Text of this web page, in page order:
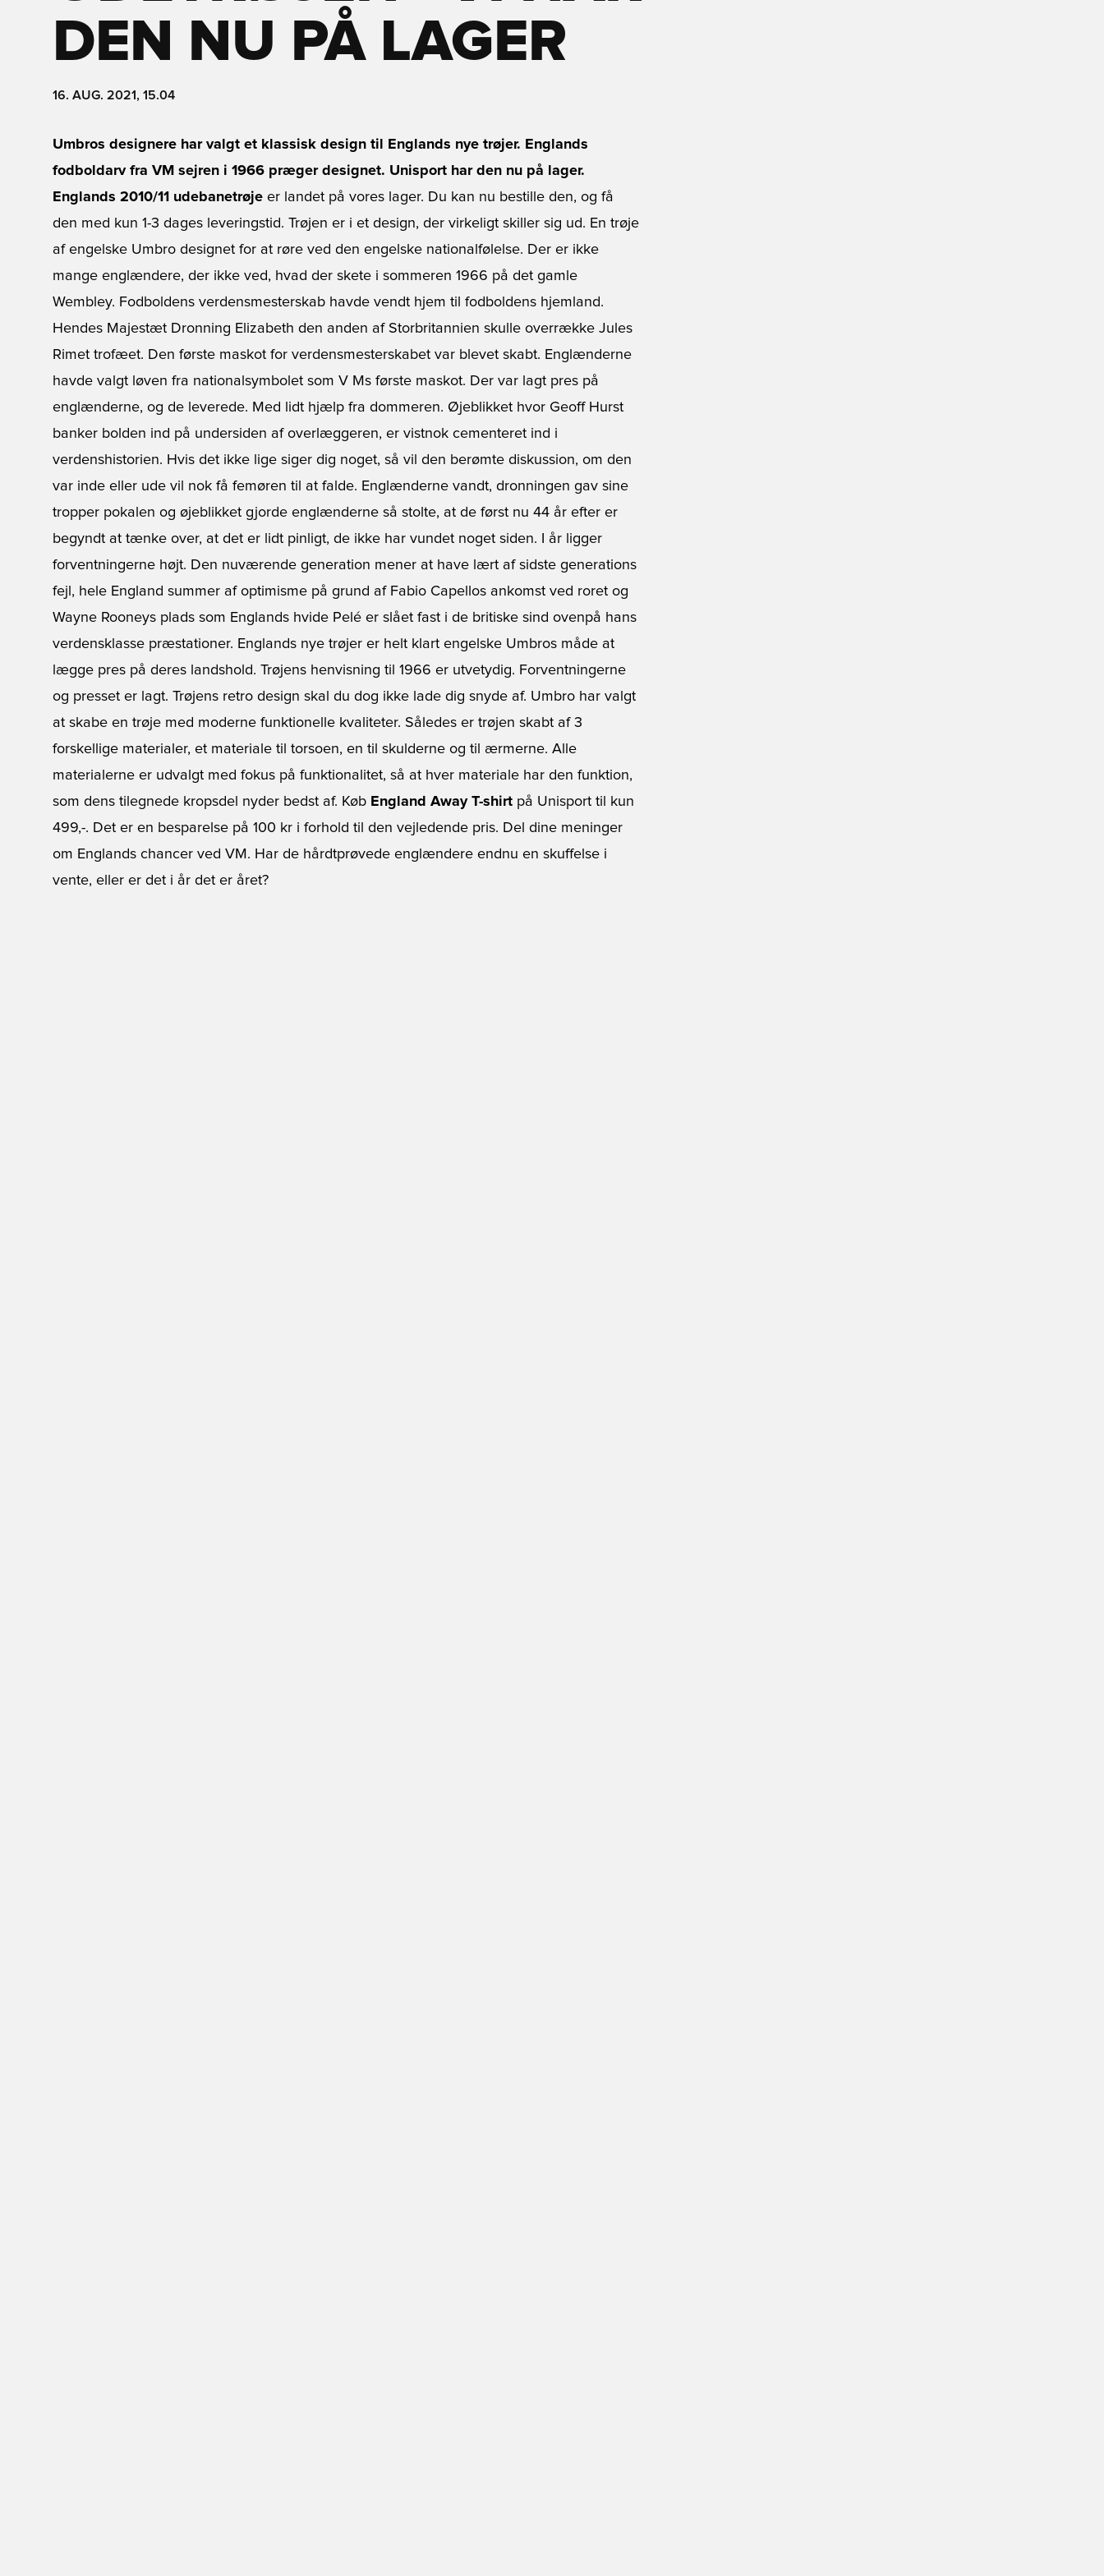
DEN NU PÅ LAGER
16. AUG. 2021, 15.04
Umbros designere har valgt et klassisk design til Englands nye trøjer. Englands
fodboldarv fra VM sejren i 1966 præger designet. Unisport har den nu på lager.
Englands 2010/11 udebanetrøje er landet på vores lager. Du kan nu bestille den, og få
den med kun 1-3 dages leveringstid. Trøjen er i et design, der virkeligt skiller sig ud. En trøje
af engelske Umbro designet for at røre ved den engelske nationalfølelse. Der er ikke
mange englændere, der ikke ved, hvad der skete i sommeren 1966 på det gamle
Wembley. Fodboldens verdensmesterskab havde vendt hjem til fodboldens hjemland.
Hendes Majestæt Dronning Elizabeth den anden af Storbritannien skulle overrække Jules
Rimet trofæet. Den første maskot for verdensmesterskabet var blevet skabt. Englænderne
havde valgt løven fra nationalsymbolet som V Ms første maskot. Der var lagt pres på
englænderne, og de leverede. Med lidt hjælp fra dommeren. Øjeblikket hvor Geoff Hurst
banker bolden ind på undersiden af overlæggeren, er vistnok cementeret ind i
verdenshistorien. Hvis det ikke lige siger dig noget, så vil den berømte diskussion, om den
var inde eller ude vil nok få femøren til at falde. Englænderne vandt, dronningen gav sine
tropper pokalen og øjeblikket gjorde englænderne så stolte, at de først nu 44 år efter er
begyndt at tænke over, at det er lidt pinligt, de ikke har vundet noget siden. I år ligger
forventningerne højt. Den nuværende generation mener at have lært af sidste generations
fejl, hele England summer af optimisme på grund af Fabio Capellos ankomst ved roret og
Wayne Rooneys plads som Englands hvide Pelé er slået fast i de britiske sind ovenpå hans
verdensklasse præstationer. Englands nye trøjer er helt klart engelske Umbros måde at
lægge pres på deres landshold. Trøjens henvisning til 1966 er utvetydig. Forventningerne
og presset er lagt. Trøjens retro design skal du dog ikke lade dig snyde af. Umbro har valgt
at skabe en trøje med moderne funktionelle kvaliteter. Således er trøjen skabt af 3
forskellige materialer, et materiale til torsoen, en til skulderne og til ærmerne. Alle
materialerne er udvalgt med fokus på funktionalitet, så at hver materiale har den funktion,
som dens tilegnede kropsdel nyder bedst af. Køb England Away T-shirt på Unisport til kun
499,-. Det er en besparelse på 100 kr i forhold til den vejledende pris. Del dine meninger
om Englands chancer ved VM. Har de hårdtprøvede englændere endnu en skuffelse i
vente, eller er det i år det er året?